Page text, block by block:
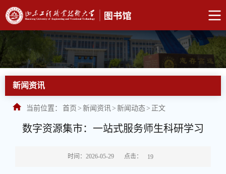
新闻资讯
当前位置： 首页 > 新闻资讯 > 新闻动态> 正文
数字资源集市：一站式服务师生科研学习
时间：2026-05-29 点击： 19